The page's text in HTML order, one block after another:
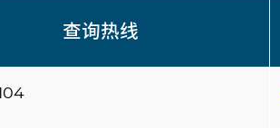
查询热线